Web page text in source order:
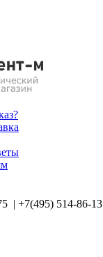
| +7(495) 514-86-13